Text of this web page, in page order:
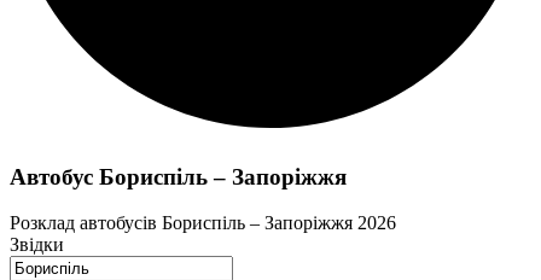
Автобус Бориспіль – Запоріжжя
Розклад автобусів Бориспіль – Запоріжжя 2026
Звідки